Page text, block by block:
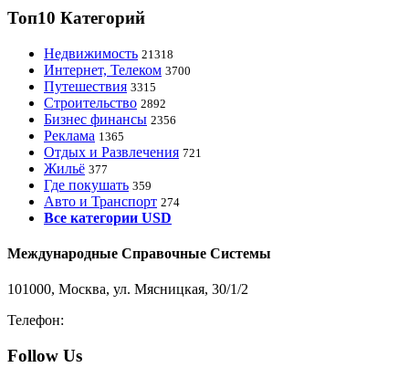
Топ10 Категорий
Недвижимость 21318
Интернет, Телеком 3700
Путешествия 3315
Строительство 2892
Бизнес финансы 2356
Реклама 1365
Отдых и Развлечения 721
Жильё 377
Где покушать 359
Авто и Транспорт 274
Все категории USD
Международные Справочные Системы
101000, Москва, ул. Мясницкая, 30/1/2
Телефон:
Follow Us